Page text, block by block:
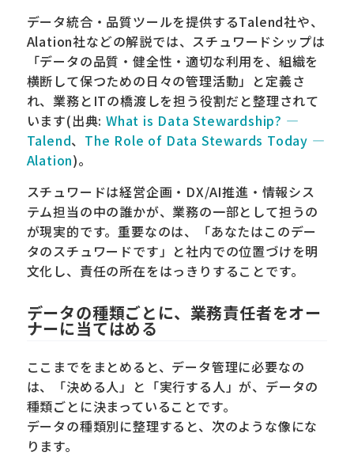
データ統合・品質ツールを提供するTalend社や、
Alation社などの解説では、スチュワードシップは
「データの品質・健全性・適切な利用を、組織を
横断して保つための日々の管理活動」と定義さ
れ、業務とITの橋渡しを担う役割だと整理されて
います(出典: What is Data Stewardship? —
Talend、 The Role of Data Stewards Today —
Alation)。
スチュワードは経営企画・DX/AI推進・情報シス
テム担当の中の誰かが、業務の一部として担うの
が現実的です。重要なのは、「あなたはこのデー
タのスチュワードです」と社内での位置づけを明
文化し、責任の所在をはっきりすることです。
データの種類ごとに、業務責任者をオー
ナーに当てはめる
ここまでをまとめると、データ管理に必要なの
は、「決める人」と「実行する人」が、データの
種類ごとに決まっていることです。
データの種類別に整理すると、次のような像にな
ります。